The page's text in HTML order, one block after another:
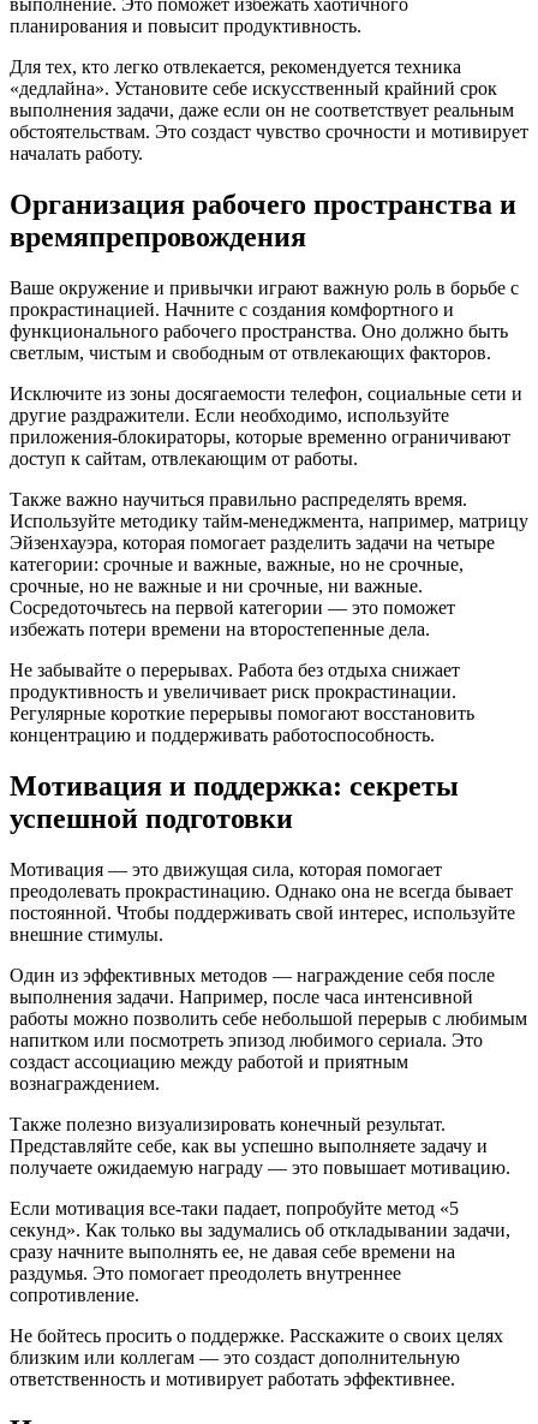
выполнение. Это поможет избежать хаотичного
планирования и повысит продуктивность.
Для тех, кто легко отвлекается, рекомендуется техника
«дедлайна». Установите себе искусственный крайний срок
выполнения задачи, даже если он не соответствует реальным
обстоятельствам. Это создаст чувство срочности и мотивирует
началать работу.
Организация рабочего пространства и
времяпрепровождения
Ваше окружение и привычки играют важную роль в борьбе с
прокрастинацией. Начните с создания комфортного и
функционального рабочего пространства. Оно должно быть
светлым, чистым и свободным от отвлекающих факторов.
Исключите из зоны досягаемости телефон, социальные сети и
другие раздражители. Если необходимо, используйте
приложения-блокираторы, которые временно ограничивают
доступ к сайтам, отвлекающим от работы.
Также важно научиться правильно распределять время.
Используйте методику тайм-менеджмента, например, матрицу
Эйзенхауэра, которая помогает разделить задачи на четыре
категории: срочные и важные, важные, но не срочные,
срочные, но не важные и ни срочные, ни важные.
Сосредоточьтесь на первой категории — это поможет
избежать потери времени на второстепенные дела.
Не забывайте о перерывах. Работа без отдыха снижает
продуктивность и увеличивает риск прокрастинации.
Регулярные короткие перерывы помогают восстановить
концентрацию и поддерживать работоспособность.
Мотивация и поддержка: секреты
успешной подготовки
Мотивация — это движущая сила, которая помогает
преодолевать прокрастинацию. Однако она не всегда бывает
постоянной. Чтобы поддерживать свой интерес, используйте
внешние стимулы.
Один из эффективных методов — награждение себя после
выполнения задачи. Например, после часа интенсивной
работы можно позволить себе небольшой перерыв с любимым
напитком или посмотреть эпизод любимого сериала. Это
создаст ассоциацию между работой и приятным
вознаграждением.
Также полезно визуализировать конечный результат.
Представляйте себе, как вы успешно выполняете задачу и
получаете ожидаемую награду — это повышает мотивацию.
Если мотивация все-таки падает, попробуйте метод «5
секунд». Как только вы задумались об откладывании задачи,
сразу начните выполнять ее, не давая себе времени на
раздумья. Это помогает преодолеть внутреннее
сопротивление.
Не бойтесь просить о поддержке. Расскажите о своих целях
близким или коллегам — это создаст дополнительную
ответственность и мотивирует работать эффективнее.